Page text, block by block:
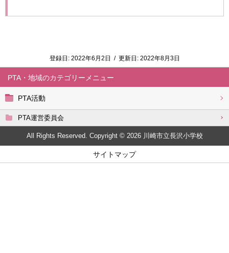
PTA・地域
PTA活動
PTA運営委員会
登録日: 2022年6月2日 / 更新日: 2022年8月3日
All Rights Reserved. Copyright © 2026 川崎市立長沢小学校
サイトマップ